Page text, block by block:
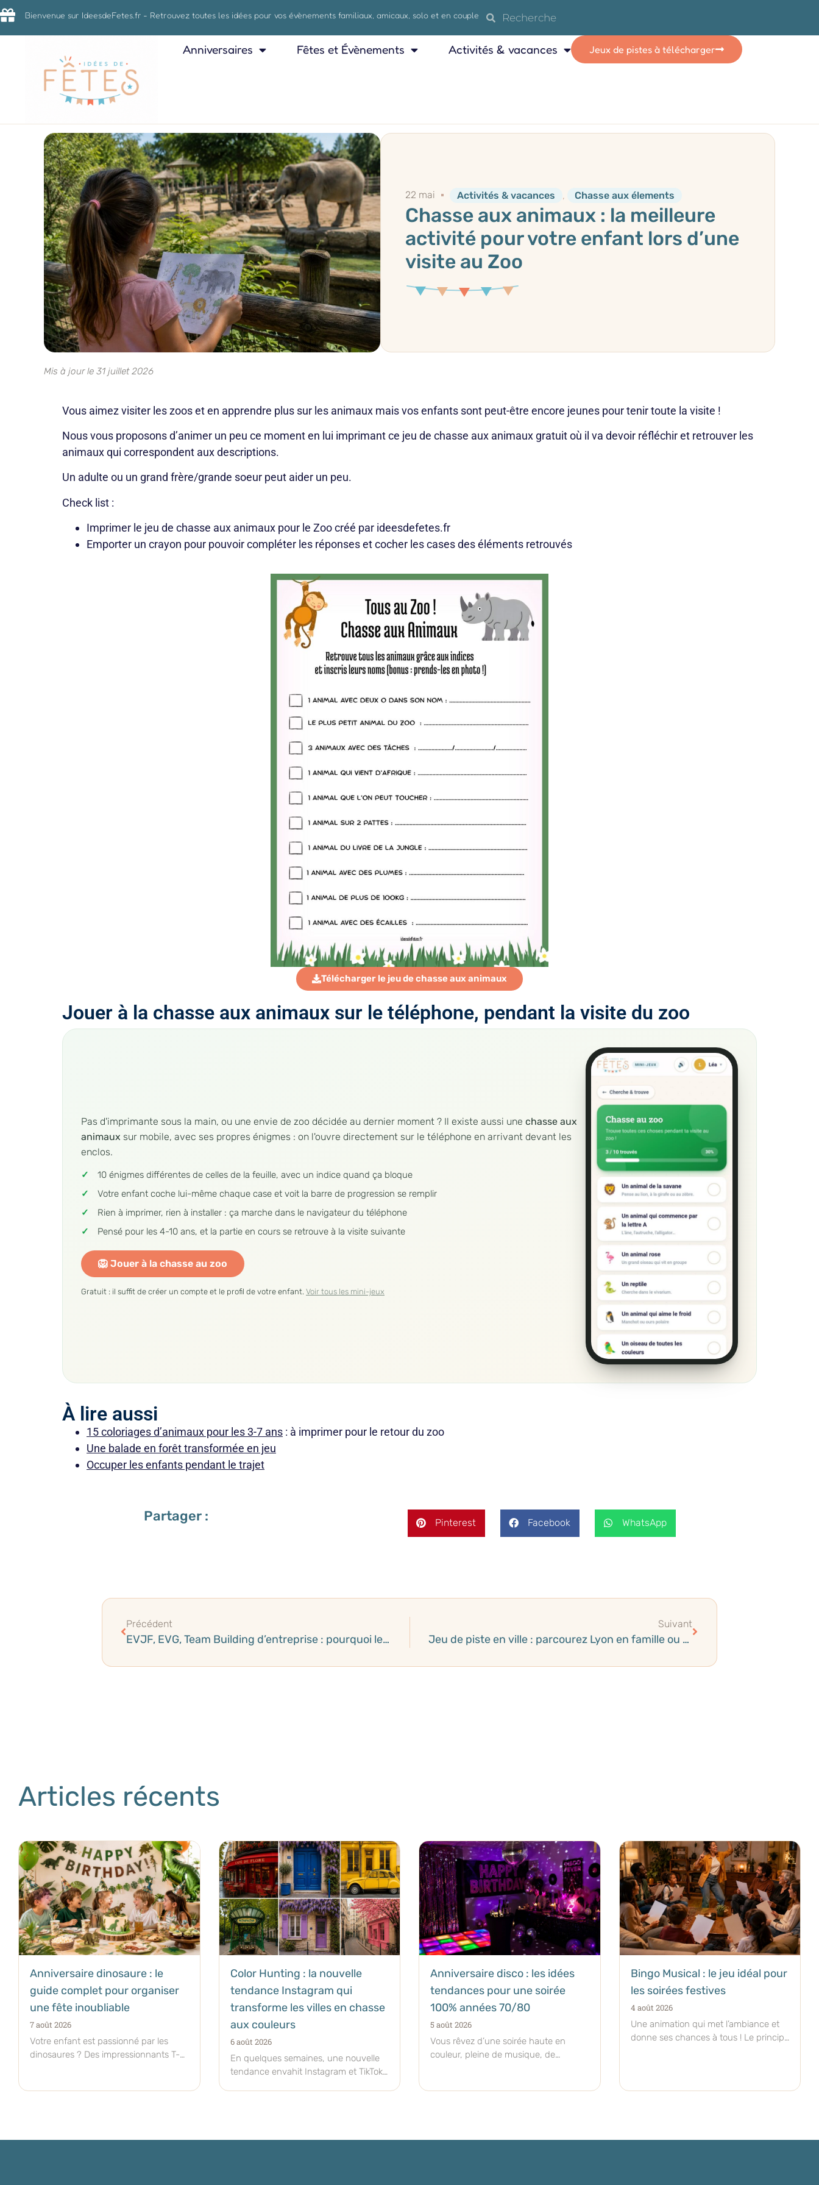
Bienvenue sur IdeesdeFetes.fr - Retrouvez toutes les idées pour vos évènements familiaux, amicaux, solo et en couple
Anniversaires Fêtes et Évènements Activités & vacances Jeux de pistes à télécharger
22 mai Activités & vacances , Chasse aux élements
Chasse aux animaux : la meilleure
activité pour votre enfant lors d’une
visite au Zoo
Mis à jour le 31 juillet 2026
Vous aimez visiter les zoos et en apprendre plus sur les animaux mais vos enfants sont peut-être encore jeunes pour tenir toute la visite !
Nous vous proposons d’animer un peu ce moment en lui imprimant ce jeu de chasse aux animaux gratuit où il va devoir réfléchir et retrouver les
animaux qui correspondent aux descriptions.
Un adulte ou un grand frère/grande soeur peut aider un peu.
Check list :
Imprimer le jeu de chasse aux animaux pour le Zoo créé par ideesdefetes.fr
Emporter un crayon pour pouvoir compléter les réponses et cocher les cases des éléments retrouvés
Télécharger le jeu de chasse aux animaux
Jouer à la chasse aux animaux sur le téléphone, pendant la visite du zoo
Pas d'imprimante sous la main, ou une envie de zoo décidée au dernier moment ? Il existe aussi une chasse aux
animaux sur mobile, avec ses propres énigmes : on l'ouvre directement sur le téléphone en arrivant devant les
enclos.
10 énigmes différentes de celles de la feuille, avec un indice quand ça bloque
Votre enfant coche lui-même chaque case et voit la barre de progression se remplir
Rien à imprimer, rien à installer : ça marche dans le navigateur du téléphone
Pensé pour les 4-10 ans, et la partie en cours se retrouve à la visite suivante
🦁 Jouer à la chasse au zoo
Gratuit : il suffit de créer un compte et le profil de votre enfant. Voir tous les mini-jeux
À lire aussi
15 coloriages d’animaux pour les 3-7 ans : à imprimer pour le retour du zoo
Une balade en forêt transformée en jeu
Occuper les enfants pendant le trajet
Partager : Pinterest Facebook WhatsApp
Précédent
EVJF, EVG, Team Building d’entreprise : pourquoi le jeu de piste en ville est parfait pour la cohésion du groupe
Suivant
Jeu de piste en ville : parcourez Lyon en famille ou entre amis
Articles récents
Anniversaire dinosaure : le
guide complet pour organiser
une fête inoubliable
7 août 2026
Votre enfant est passionné par les
dinosaures ? Des impressionnants T-
Color Hunting : la nouvelle
tendance Instagram qui
transforme les villes en chasse
aux couleurs
6 août 2026
En quelques semaines, une nouvelle
tendance envahit Instagram et TikTok :
Anniversaire disco : les idées
tendances pour une soirée
100% années 70/80
5 août 2026
Vous rêvez d’une soirée haute en
couleur, pleine de musique, de
Bingo Musical : le jeu idéal pour
les soirées festives
4 août 2026
Une animation qui met l’ambiance et
donne ses chances à tous ! Le principe